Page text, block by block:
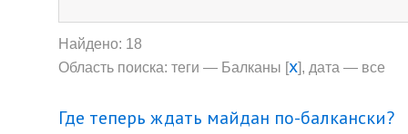
Найдено: 18
Область поиска: теги — Балканы [x], дата — все
Где теперь ждать майдан по-балкански?